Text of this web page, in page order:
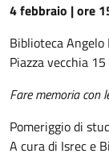
4 febbraio | ore
Biblioteca Angelo
Piazza vecchia 15
Fare memoria con
Pomeriggio di
A cura di Isrec e